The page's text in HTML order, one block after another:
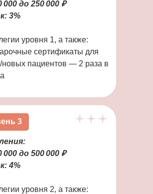
000 до 250 000 ₽
3%
уровня 1, а также:
сертификаты для
новых пациентов — 2 раза в
3
000 до 500 000 ₽
4%
уровня 2, а также: